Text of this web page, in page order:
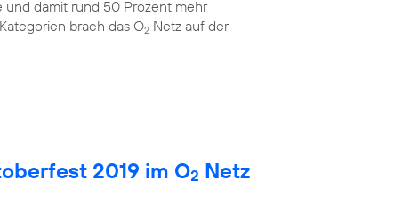
damit rund 50 Prozent mehr
brach das O2 Netz auf der
2019 im O2 Netz